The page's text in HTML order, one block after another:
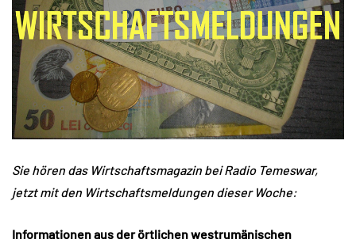
Sie hören das Wirtschaftsmagazin bei Radio Temeswar,
jetzt mit den Wirtschaftsmeldungen dieser Woche:
Informationen aus der örtlichen westrumänischen